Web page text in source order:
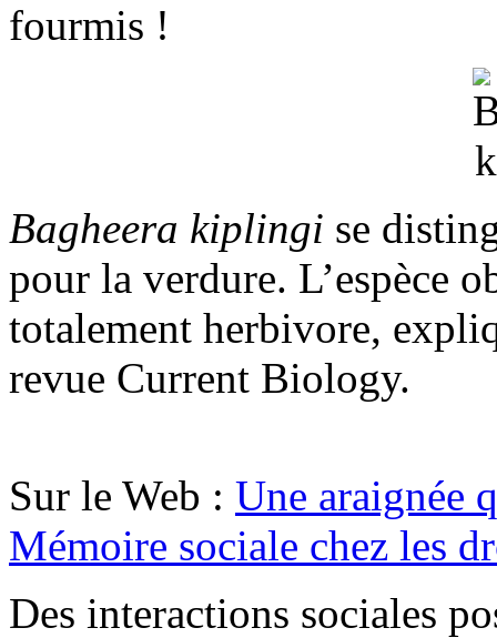
fourmis !
Bagheera kiplingi se
pour la verdure. L’espèce
totalement herbivore,
revue Current Biology.
Sur le Web : Une araignée
Mémoire sociale chez les
Des interactions sociales